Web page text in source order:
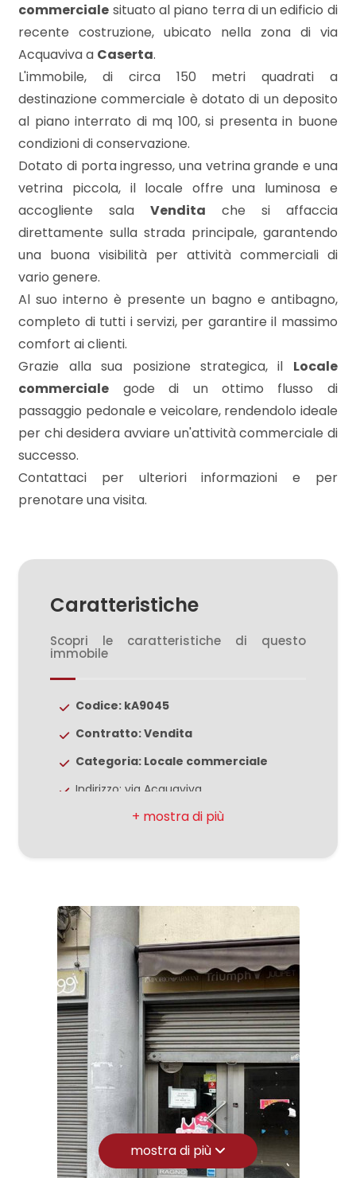
commerciale situato al piano terra di un edificio di
recente costruzione, ubicato nella zona di via
Acquaviva a Caserta.
L'immobile, di circa 150 metri quadrati a
destinazione commerciale è dotato di un deposito
al piano interrato di mq 100, si presenta in buone
condizioni di conservazione.
Dotato di porta ingresso, una vetrina grande e una
vetrina piccola, il locale offre una luminosa e
accogliente salaVendita che si affaccia
direttamente sulla strada principale, garantendo
una buona visibilità per attività commerciali di
vario genere.
Al suo interno è presente un bagno e antibagno,
completo di tutti i servizi, per garantire il massimo
comfort ai clienti.
Grazie alla sua posizione strategica, il Locale
commerciale gode di un ottimo flusso di
passaggio pedonale e veicolare, rendendolo ideale
per chi desidera avviare un'attività commerciale di
successo.
Contattaci per ulteriori informazioni e per
prenotare una visita.
Caratteristiche
Scopri le caratteristiche di questo
immobile
Codice: kA9045
Contratto: Vendita
Categoria: Locale commerciale
Indirizzo: via Acquaviva
Comune: Caserta
Locali: 1
Stato conservazione: Buono
Numero Vetrine: 3
mostra di più
Totale
mq
Locali
minimi
Qualsiasi
1
5
5+
Bagni
minimi
Qualsiasi
Camere
minime
Qualsiasi